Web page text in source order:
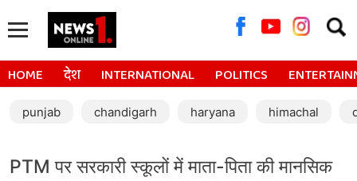
for:
HOME देश INTERNATIONAL POLITICS
punjab chandigarh haryana himachal
PTM पर सरकारी स्कूलों में माता-पिता की मानसिक